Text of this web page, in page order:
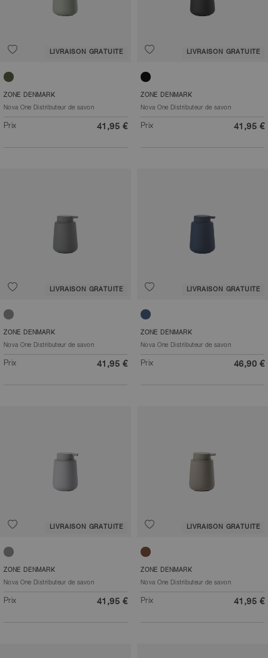
LIVRAISON GRATUITE
Vert matcha
ZONE DENMARK
Nova One Distributeur de savon
Prix 41,95 €
LIVRAISON GRATUITE
Noir
ZONE DENMARK
Nova One Distributeur de savon
Prix 41,95 €
LIVRAISON GRATUITE
Gris
ZONE DENMARK
Nova One Distributeur de savon
Prix 41,95 €
LIVRAISON GRATUITE
Bleu roi
ZONE DENMARK
Nova One Distributeur de savon
Prix 46,90 €
LIVRAISON GRATUITE
Gris mouette
ZONE DENMARK
Nova One Distributeur de savon
Prix 41,95 €
LIVRAISON GRATUITE
Taupe
ZONE DENMARK
Nova One Distributeur de savon
Prix 41,95 €